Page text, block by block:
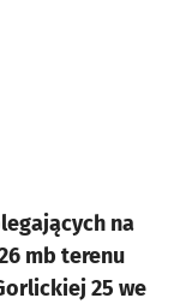
na
mb terenu
25 we